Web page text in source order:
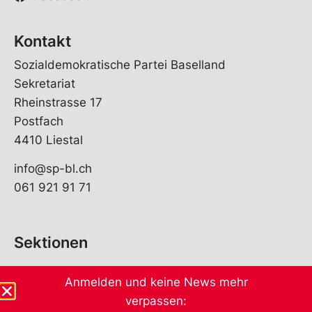
Kontakt
Sozialdemokratische Partei Baselland
Sekretariat
Rheinstrasse 17
Postfach
4410 Liestal
info@sp-bl.ch
061 921 91 71
Sektionen
Anmelden und keine News mehr
verpassen: